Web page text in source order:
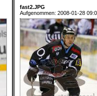
fast2.JPG
Aufgenommen: 2008-01-28